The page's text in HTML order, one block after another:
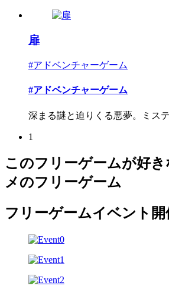
扉
#アドベンチャーゲーム
#アドベンチャーゲーム
深まる謎と迫りくる悪夢。ミス
1
このフリーゲームが好
メのフリーゲーム
フリーゲームイベント開